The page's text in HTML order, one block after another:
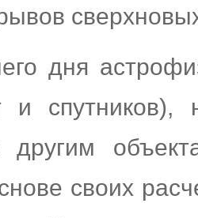
дня
и
своих